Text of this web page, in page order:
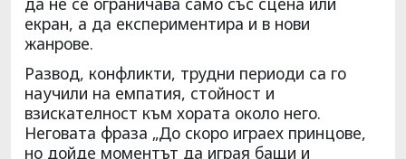
екран, а да експериментира и в нови
жанрове.
Развод, конфликти, трудни периоди са го
научили на емпатия, стойност и
взискателност към хората около него.
Неговата фраза „До скоро играех принцове,
но дойде моментът да играя бащи и